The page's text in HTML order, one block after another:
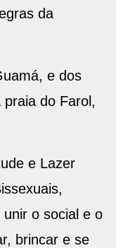
da
e dos
do Farol,
e Lazer
o social e o
brincar e se